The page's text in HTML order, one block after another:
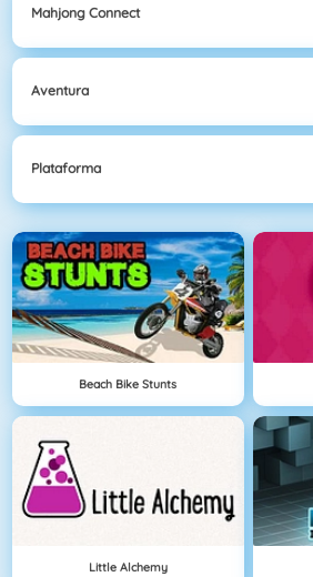
Mahjong Connect
Aventura
Plataforma
Beach Bike Stunts
Little Alchemy